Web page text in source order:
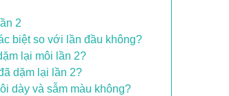
2
biệt so với lần đầu không?
lại môi lần 2?
dặm lại lần 2?
dày và sẫm màu không?